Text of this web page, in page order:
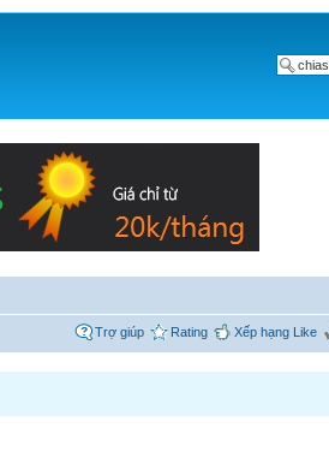
Trợ giúp Rating Xếp hạng Like